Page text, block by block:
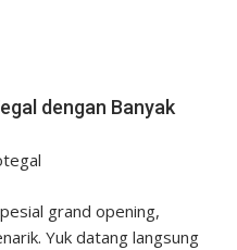
dengan Banyak
grand opening,
Yuk datang langsung